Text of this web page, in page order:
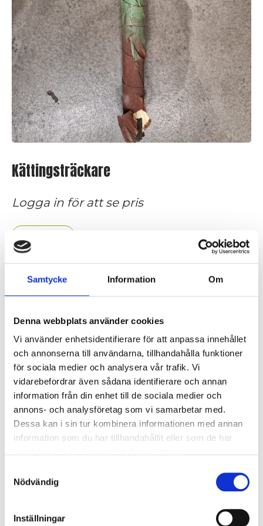
Samtycke Information Om
Denna webbplats använder cookies
Vi använder enhetsidentifierare för att anpassa innehållet
och annonserna till användarna, tillhandahålla funktioner
för sociala medier och analysera vår trafik. Vi
vidarebefordrar även sådana identifierare och annan
information från din enhet till de sociala medier och
annons- och analysföretag som vi samarbetar med.
Dessa kan i sin tur kombinera informationen med annan
information som du har tillhandahållit eller som de har
Nödvändig
Inställningar
Kättingsträckare
Logga in för att se pris
Kategori:DA Doserare
Neuero
Beskrivning
Passar ZB8/83/6/63
Relaterade produkter
Käyttömoottori 4kW t AS